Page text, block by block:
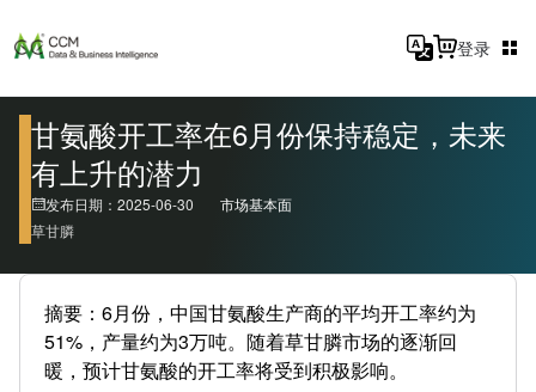
登录
甘氨酸开工率在6月份保持稳定，未来
有上升的潜力
发布日期：2025-06-30
市场基本面
草甘膦
摘要：6月份，中国甘氨酸生产商的平均开工率约为
51%，产量约为3万吨。随着草甘膦市场的逐渐回
暖，预计甘氨酸的开工率将受到积极影响。